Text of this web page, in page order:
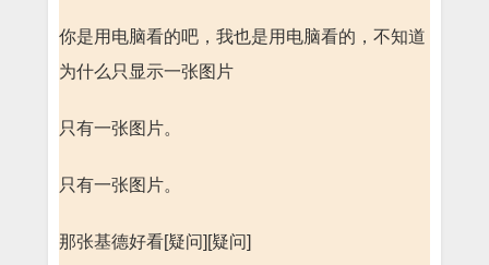
你是用电脑看的吧，我也是用电脑看的，不知道
为什么只显示一张图片
只有一张图片。
只有一张图片。
那张基德好看[疑问][疑问]